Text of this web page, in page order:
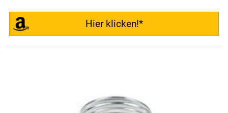
Hier klicken!*